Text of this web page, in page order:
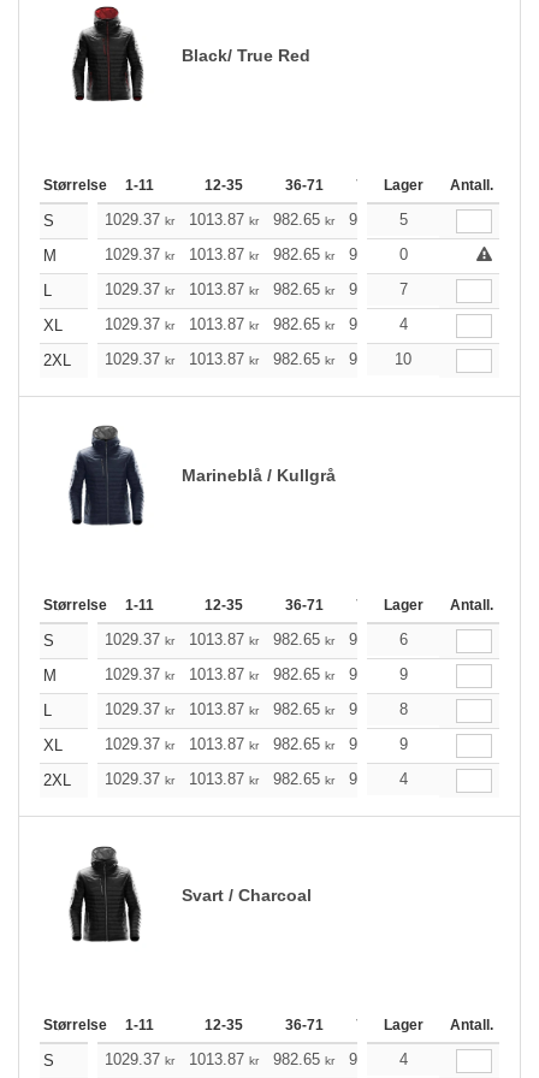
Black/ True Red
Størrelse 1-11 12-35 36-71 72-143 144-287
Lager Antall.
S 1029.37 kr 1013.87 kr 982.65 kr 935.82kr
5
M
1029.37 kr 1013.87 kr 982.65 kr 935.82kr kr
0
L
1029.37 kr 1013.87 kr 982.65 kr 935.82kr
7
XL
1029.37 kr 1013.87 kr 982.65 kr 935.82kr
4
2XL
1029.37 kr 1013.87 kr 982.65 kr 935.82kr
10
Marineblå / Kullgrå
Størrelse 1-11 12-35 36-71 72-143 144-287
Lager Antall.
S 1029.37 kr 1013.87 kr 982.65 kr 935.82kr
6
M
1029.37 kr 1013.87 kr 982.65 kr 935.82kr
9
L
1029.37 kr 1013.87 kr 982.65 kr 935.82kr
8
XL
1029.37 kr 1013.87 kr 982.65 kr 935.82kr
9
2XL
1029.37 kr 1013.87 kr 982.65 kr 935.82kr
4
Svart / Charcoal
Størrelse 1-11 12-35 36-71 72-143 144-287
Lager Antall.
S 1029.37 kr 1013.87 kr 982.65 kr 935.82kr
4